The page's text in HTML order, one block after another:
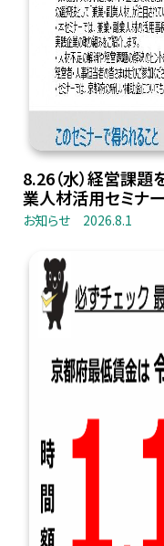
8.26（水）経営課題
業人材活用セミナー
お知らせ 2026.8.1